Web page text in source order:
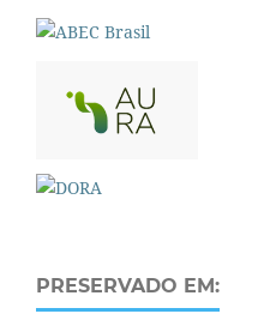
PRESERVADO EM: